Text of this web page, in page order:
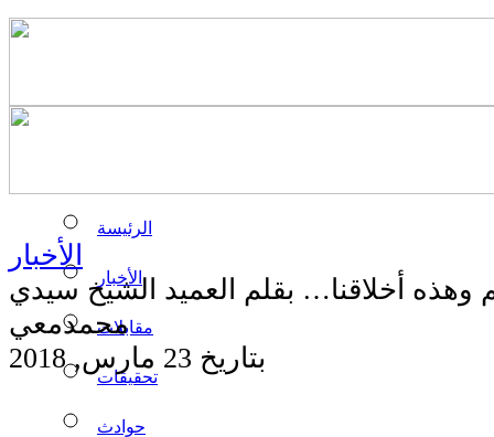
الرئيسة
الأخبار
مقابلات
تحقيقات
حوادث
الأخبار
وهذه أخلاقنا… بقلم العميد الشيخ سيدي
محمدمعي
بتاريخ 23 مارس, 2018